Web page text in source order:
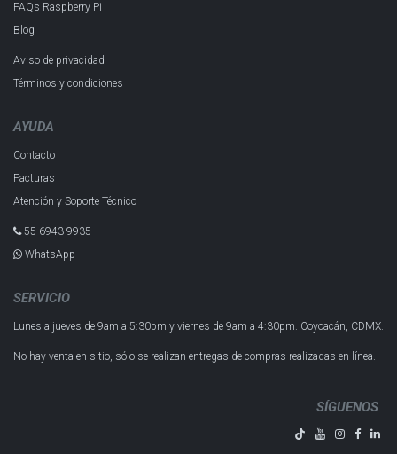
FAQs Raspberry Pi
Blog
Aviso de privacidad
Términos y condiciones
AYUDA
Contacto
Facturas
Atención y Soporte Técnico
55 6943 993​5
WhatsApp
SERVICIO
Lunes a jueves de 9am a 5:30pm y viernes de 9am a 4:30pm. Coyoacán, CDMX.
No hay venta en sitio, sólo se realizan entregas de compras realizadas en línea.
SÍGUENOS